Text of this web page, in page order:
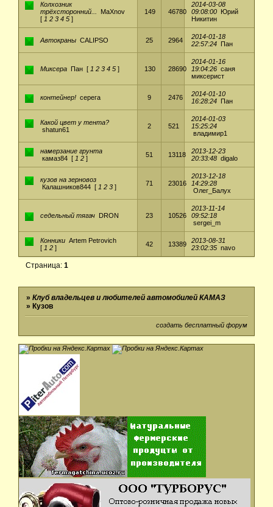
Колхозник
трёхсторонний...
MaXnov
[ 1 2 3 4 5 ]
149 46780
2014-03-08
09:08:00
Юрий
Никитин
Автокраны CALIPSO 25 2964
2014-01-18
22:57:24
Пан
Миксера Пан [ 1 2 3 4 5 ] 130 28690
2014-01-16
19:04:26 саня
миксерист
контейнер! серега 9 2476
2014-01-10
16:28:24
Пан
Какой цвет у тента?
shatun61
2 521
2014-01-03
15:25:24
владимир1
намерзание грунта
камаз84 [ 1 2 ] 51 13118
2013-12-23
20:33:48 digalo
кузов на зерновоз
Калашников844 [ 1 2 3 ] 71 23016
2013-12-18
14:29:28
Олег_Балух
седельный тягач DRON 23 10526
2013-11-14
09:52:18
sergei_m
Конники Artem Petrovich
[ 1 2 ] 42 13389
2013-08-31
23:02:35 navo
Страница:1
»Клуб владельцев и любителей автомобилей КАМАЗ
»Кузов
создать бесплатный форум